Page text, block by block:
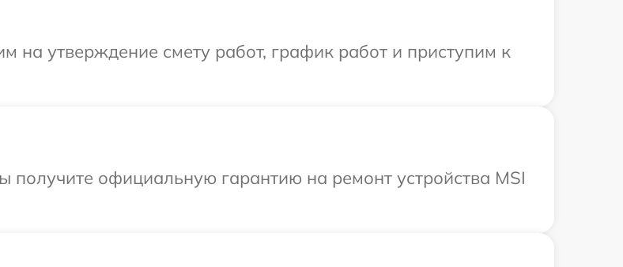
на утверждение смету работ, график работ и приступим к
официальную гарантию на ремонт устройства MSI